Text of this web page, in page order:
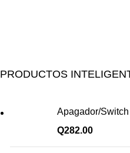
PRODUCTOS
Apagador/Switch
Q282.00